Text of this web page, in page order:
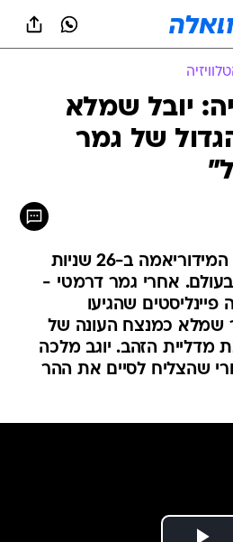
יובל שמלא
של גמר
יובל שמלא טיפס את המידוריאמה ב-26 שניות
והוכתר לנינג'ה ה-16 בעולם. אחרי גמר דרמטי -
שהגיעו
שמלא כמנצח העונה של
מדליית הזהב. יוגב מלכה
שהצליח לסיים את ההר